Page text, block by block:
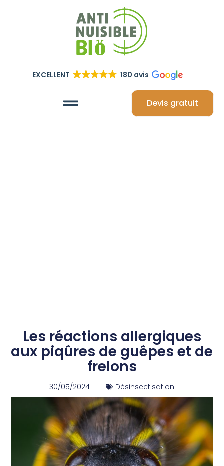
EXCELLENT 180 avis
Devis gratuit
Les réactions allergiques
aux piqûres de guêpes et de
frelons
30/05/2024 Désinsectisation